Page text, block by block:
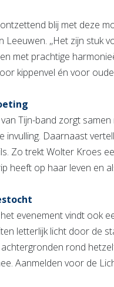
blij met deze
Leeuwen. ,,Het zijn stuk
met prachtige
kippenvel én voor
Tijn-band zorgt
invulling. Daarnaast
Zo trekt Wolter Kroes
heeft op haar leven en
evenement vindt ook
letterlijk licht door de
rond
Aanmelden voor de